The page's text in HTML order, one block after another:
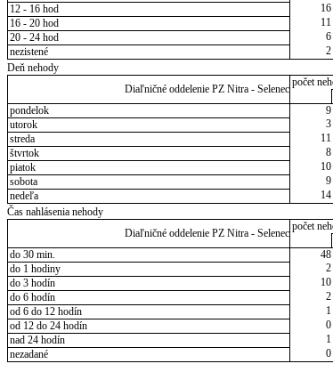
12 - 16 hod
16
16 - 20 hod
11
20 - 24 hod
6
nezistené
2
Deň nehody
Diaľničné oddelenie PZ Nitra - Selenec
počet
pondelok
9
utorok
3
streda
11
štvrtok
8
piatok
10
sobota
9
nedeľa
14
Čas nahlásenia nehody
Diaľničné oddelenie PZ Nitra - Selenec
počet
do 30 min.
48
do 1 hodiny
2
do 3 hodín
10
do 6 hodín
2
od 6 do 12 hodín
1
od 12 do 24 hodín
0
nad 24 hodín
1
nezadané
0